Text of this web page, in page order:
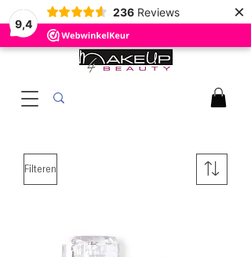
9,4
236 Reviews ×
Filteren